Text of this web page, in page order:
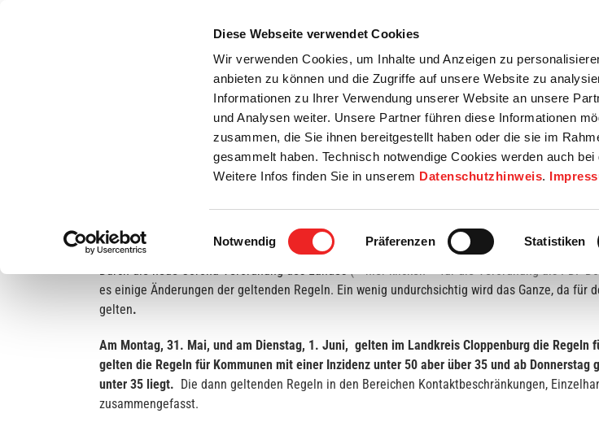
Diese Webseite verwendet Cookies
Wir verwenden Cookies, um Inhalte und Anzeigen zu
anbieten zu können und die Zugriffe auf unsere Website zu
Informationen zu Ihrer Verwendung unserer Website an unsere
und Analysen weiter. Unsere Partner führen diese Informationen
zusammen, die Sie ihnen bereitgestellt haben oder die sie im
gesammelt haben. Technisch notwendige Cookies werden auch
Weitere Infos finden Sie in unserem Datenschutzhinweis.
Einwilligungsauswahl
Notwendig Präferenzen Statistiken
Startseite
Bürgerservice Rats- / Bürgerinfo Wirtschaft / Wohnen Bildung /
Neue Corona-Verordnung: Das gilt für Schulen, Einzelhandel, Gastronomie oder im
Durch die neue Corona-Verordnung des Landes(>>hier klicken<< für die Verordnung als PDF-
es einige Änderungen der geltenden Regeln. Ein wenig undurchsichtig wird das Ganze, da für
gelten.
Am Montag, 31. Mai, und am Dienstag, 1. Juni, gelten im Landkreis Cloppenburg die Regeln
gelten die Regeln für Kommunen mit einer Inzidenz unter 50 aber über 35 und ab
unter 35 liegt. Die dann geltenden Regeln in den Bereichen Kontaktbeschränkungen,
zusammengefasst.